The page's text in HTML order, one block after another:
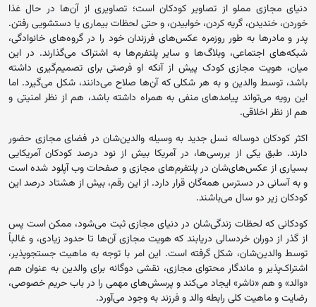
دنیای مجازی مملو از تصاویر کودکان است؛ تصاویری از آن‌ها در حال غذا
خوردن، خندیدن، گریه کردن، خوابیدن، و حتی لحظات بیماری یا دستشویی رفتن.
پدر و مادرها به طور روزمره عکس‌های فرزندان خود را در گروه‌های خانوادگی،
شبکه‌های اجتماعی، وبلاگ‌ها و سایر پلتفرم‌ها به اشتراک می‌گذارند. در این
میان، هویت مجازی کودک پیش از آنکه او فرصتی برای تصمیم‌گیری داشته
باشد، توسط والدین و به هر شکلی که آن‌ها صلاح می‌دانند، شکل می‌گیرد. اما
این رویه می‌تواند پیامدهای منفی به همراه داشته باشد، هم از نظر امنیتی و
هم از نظر اخلاقی.
اکثر کودکان دوساله نسل جدید به وسیله والدین‌شان در فضای مجازی حضور
دارند. طبق یکی از بررسی‌ها، در آمریکا بیش از نود درصد کودکان آمریکایی
بسیاری از عکس‌های‌شان در پلتفرم‌های مجازی و صفحات وب آپلود شده است
و به آسانی در دسترس همه‌گان قرار دارد. از این رقم، بیش از هشتاد درصد این
کودکان زیر دو سال می‌باشند.
کودکانی که لحظات زندگی‌شان در دنیای مجازی ثبت می‌شود، ممکن است پس
از گذر از دوران خردسالی دریابند که هویت مجازی آن‌ها تا حدود زیادی، و غالباً
توسط والدین‌شان، شکل گرفته است. این امر با توجه به ماهیت جستجوپذیر،
اشتراک‌پذیر و ماندگار محتوای مجازی، نقشی دوگانه برای والدین به عنوان هم
«والد» و هم «ناشر» ایجاد می‌کند و پرسش‌های مهمی را در باب حریم خصوصی،
رضایت و ماهیت کلی رابطه والد و فرزند به وجود می‌آورد.